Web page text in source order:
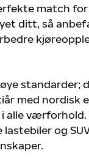
match
ditt, så
standarder;
med nordisk
alle
og